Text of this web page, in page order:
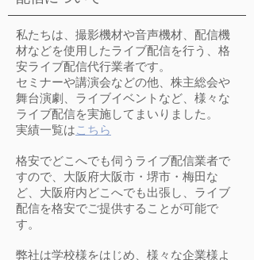
私たちは、撮影機材や音声機材、配信機
材などを使用したライブ配信を行う、格
安ライブ配信代行業者です。
セミナーや講演会などの他、株主総会や
舞台演劇、ライブイベントなど、様々な
ライブ配信を実施してまいりました。
​実績一覧はこちら
​格安でどこへでも伺うライブ配信業者で
すので、大阪府大阪市・堺市・梅田な
ど、大阪府内どこへでも出張し、ライブ
配信を格安でご提供することが可能で
す。
弊社は学校様をはじめ、様々な企業様よ